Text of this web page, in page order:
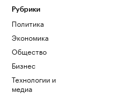
Рубрики
Политика
Экономика
Общество
Бизнес
Технологии и
медиа